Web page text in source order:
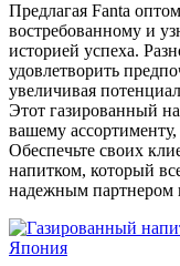
Предлагая Fanta
востребованному и
историей успеха.
удовлетворить
увеличивая
Этот газированный
вашему
Обеспечьте своих
напитком, который
надежным партнером